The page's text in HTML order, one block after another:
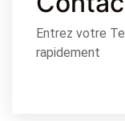
Entrez votre
rapidement